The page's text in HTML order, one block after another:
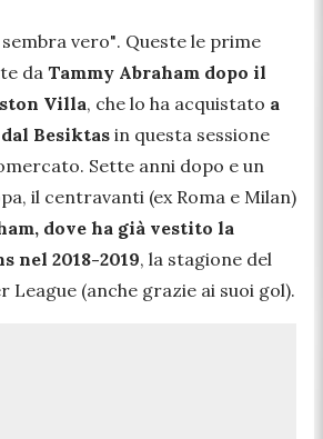
vero". Queste le prime
da Tammy Abraham dopo il
Villa, che lo ha acquistato a
Besiktas in questa sessione
Sette anni dopo e un
il centravanti (ex Roma e Milan)
dove ha già vestito la
nel 2018-2019, la stagione del
(anche grazie ai suoi gol).